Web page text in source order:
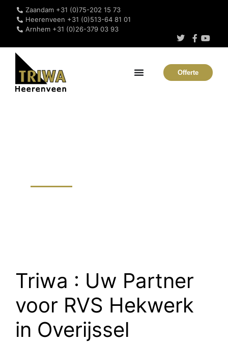
Zaandam +31 (0)75-202 15 73
Heerenveen +31 (0)513-64 81 01
Arnhem +31 (0)26-379 03 93
Offerte
Triwa : Uw Partner
voor RVS Hekwerk
in Overijssel